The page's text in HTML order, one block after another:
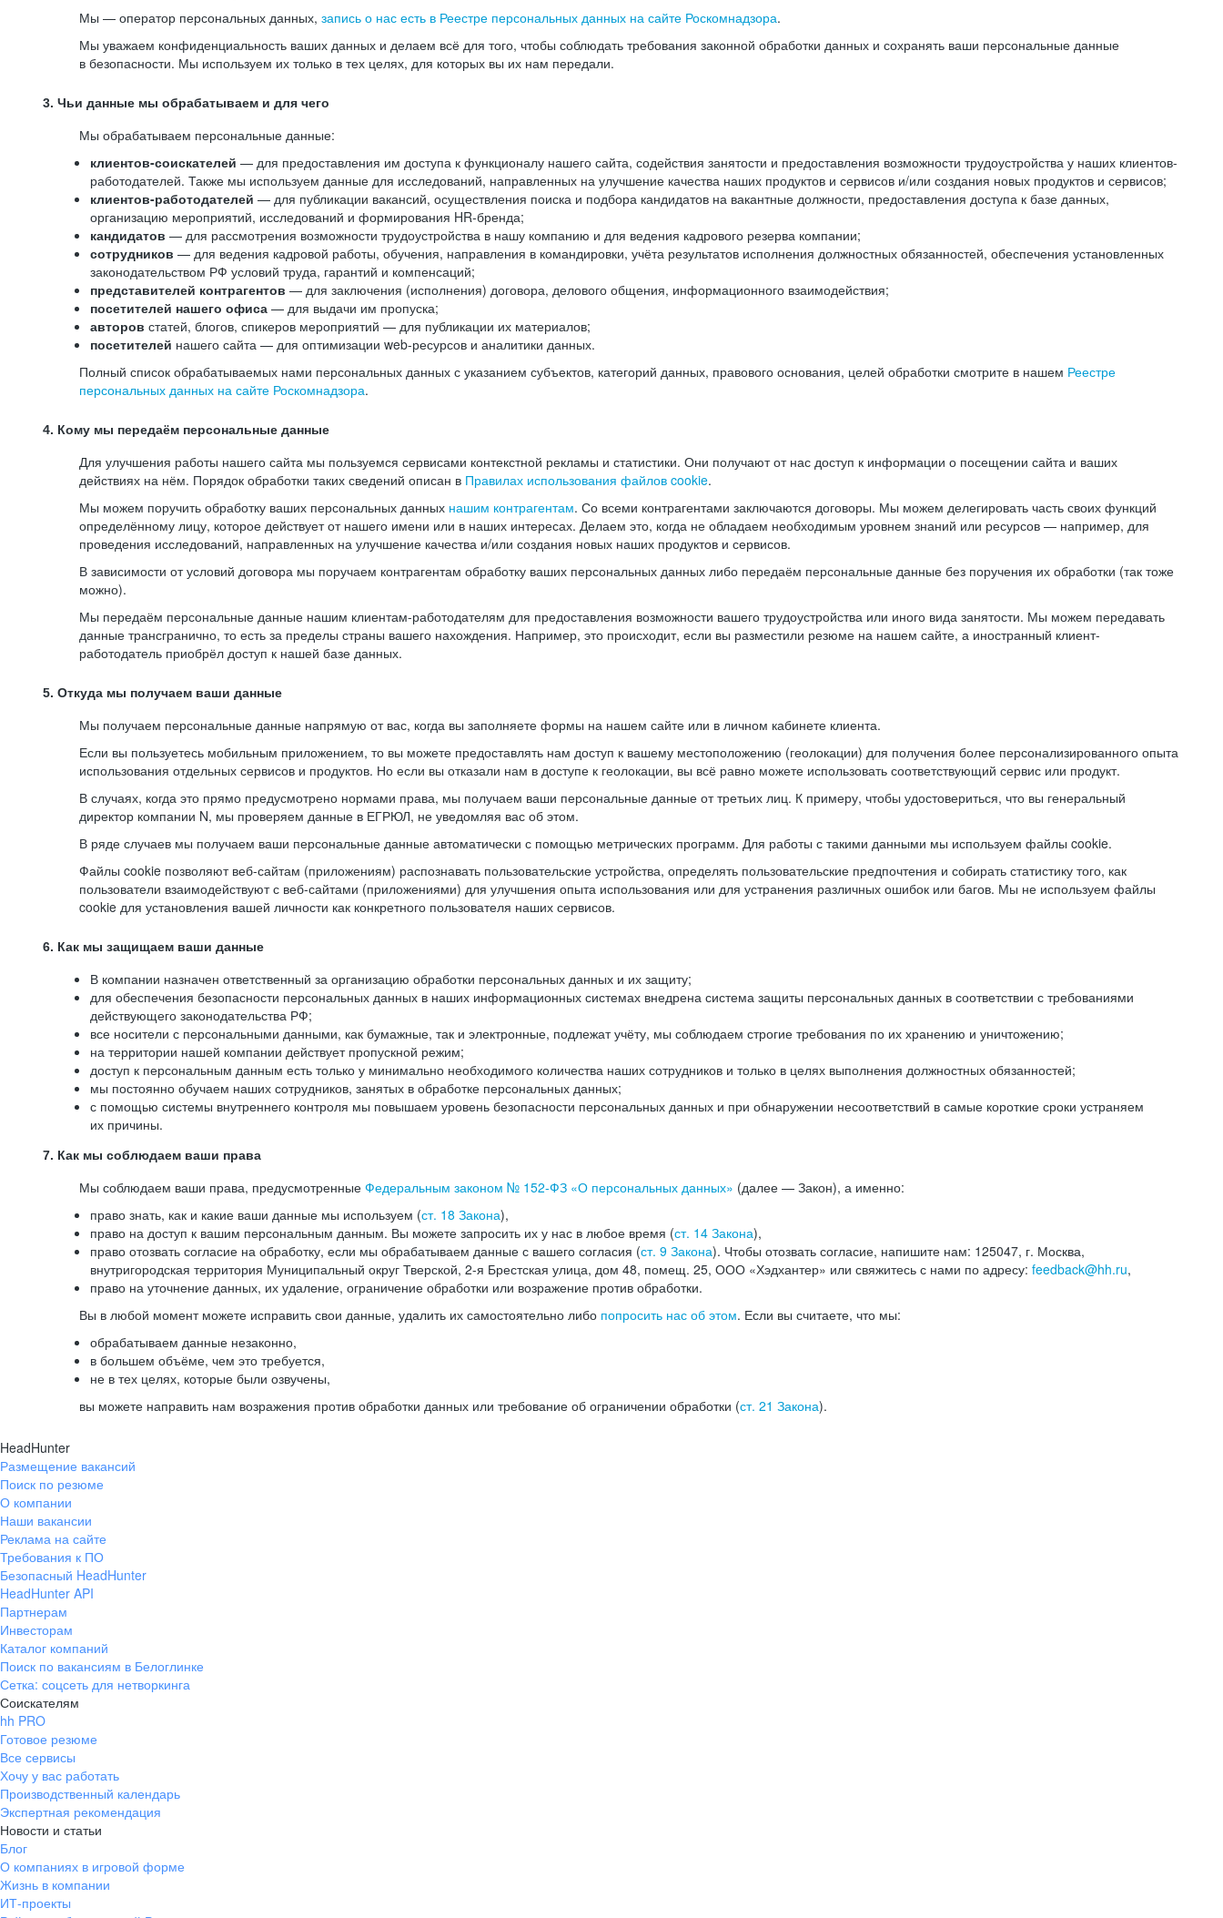
Мы — оператор персональных данных, запись о нас есть в Реестре персональных данных на сайте Роскомнадзора.
Мы уважаем конфиденциальность ваших данных и делаем всё для того, чтобы соблюдать требования законной обработки данных и сохранять ваши персональные данные
в безопасности. Мы используем их только в тех целях, для которых вы их нам передали.
3. Чьи данные мы обрабатываем и для чего
Мы обрабатываем персональные данные:
клиентов-соискателей — для предоставления им доступа к функционалу нашего сайта, содействия занятости и предоставления возможности трудоустройства у наших клиентов-
работодателей. Также мы используем данные для исследований, направленных на улучшение качества наших продуктов и сервисов и/или создания новых продуктов и сервисов;
клиентов-работодателей — для публикации вакансий, осуществления поиска и подбора кандидатов на вакантные должности, предоставления доступа к базе данных,
организацию мероприятий, исследований и формирования HR-бренда;
кандидатов — для рассмотрения возможности трудоустройства в нашу компанию и для ведения кадрового резерва компании;
сотрудников — для ведения кадровой работы, обучения, направления в командировки, учёта результатов исполнения должностных обязанностей, обеспечения установленных
законодательством РФ условий труда, гарантий и компенсаций;
представителей контрагентов — для заключения (исполнения) договора, делового общения, информационного взаимодействия;
посетителей нашего офиса — для выдачи им пропуска;
авторов статей, блогов, спикеров мероприятий — для публикации их материалов;
посетителей нашего сайта — для оптимизации web-ресурсов и аналитики данных.
Полный список обрабатываемых нами персональных данных с указанием субъектов, категорий данных, правового основания, целей обработки смотрите в нашем Реестре
персональных данных на сайте Роскомнадзора.
4. Кому мы передаём персональные данные
Для улучшения работы нашего сайта мы пользуемся сервисами контекстной рекламы и статистики. Они получают от нас доступ к информации о посещении сайта и ваших
действиях на нём. Порядок обработки таких сведений описан в Правилах использования файлов cookie.
Мы можем поручить обработку ваших персональных данных нашим контрагентам. Со всеми контрагентами заключаются договоры. Мы можем делегировать часть своих функций
определённому лицу, которое действует от нашего имени или в наших интересах. Делаем это, когда не обладаем необходимым уровнем знаний или ресурсов — например, для
проведения исследований, направленных на улучшение качества и/или создания новых наших продуктов и сервисов.
В зависимости от условий договора мы поручаем контрагентам обработку ваших персональных данных либо передаём персональные данные без поручения их обработки (так тоже
можно).
Мы передаём персональные данные нашим клиентам-работодателям для предоставления возможности вашего трудоустройства или иного вида занятости. Мы можем передавать
данные трансгранично, то есть за пределы страны вашего нахождения. Например, это происходит, если вы разместили резюме на нашем сайте, а иностранный клиент-
работодатель приобрёл доступ к нашей базе данных.
5. Откуда мы получаем ваши данные
Мы получаем персональные данные напрямую от вас, когда вы заполняете формы на нашем сайте или в личном кабинете клиента.
Если вы пользуетесь мобильным приложением, то вы можете предоставлять нам доступ к вашему местоположению (геолокации) для получения более персонализированного опыта
использования отдельных сервисов и продуктов. Но если вы отказали нам в доступе к геолокации, вы всё равно можете использовать соответствующий сервис или продукт.
В случаях, когда это прямо предусмотрено нормами права, мы получаем ваши персональные данные от третьих лиц. К примеру, чтобы удостовериться, что вы генеральный
директор компании N, мы проверяем данные в ЕГРЮЛ, не уведомляя вас об этом.
В ряде случаев мы получаем ваши персональные данные автоматически с помощью метрических программ. Для работы с такими данными мы используем файлы cookie.
Файлы cookie позволяют веб-сайтам (приложениям) распознавать пользовательские устройства, определять пользовательские предпочтения и собирать статистику того, как
пользователи взаимодействуют с веб-сайтами (приложениями) для улучшения опыта использования или для устранения различных ошибок или багов. Мы не используем файлы
cookie для установления вашей личности как конкретного пользователя наших сервисов.
6. Как мы защищаем ваши данные
В компании назначен ответственный за организацию обработки персональных данных и их защиту;
для обеспечения безопасности персональных данных в наших информационных системах внедрена система защиты персональных данных в соответствии с требованиями
действующего законодательства РФ;
все носители с персональными данными, как бумажные, так и электронные, подлежат учёту, мы соблюдаем строгие требования по их хранению и уничтожению;
на территории нашей компании действует пропускной режим;
доступ к персональным данным есть только у минимально необходимого количества наших сотрудников и только в целях выполнения должностных обязанностей;
мы постоянно обучаем наших сотрудников, занятых в обработке персональных данных;
с помощью системы внутреннего контроля мы повышаем уровень безопасности персональных данных и при обнаружении несоответствий в самые короткие сроки устраняем
их причины.
7. Как мы соблюдаем ваши права
Мы соблюдаем ваши права, предусмотренные Федеральным законом № 152-ФЗ «О персональных данных» (далее — Закон), а именно:
право знать, как и какие ваши данные мы используем (ст. 18 Закона),
право на доступ к вашим персональным данным. Вы можете запросить их у нас в любое время (ст. 14 Закона),
право отозвать согласие на обработку, если мы обрабатываем данные с вашего согласия (ст. 9 Закона). Чтобы отозвать согласие, напишите нам: 125047, г. Москва,
внутригородская территория Муниципальный округ Тверской, 2-я Брестская улица, дом 48, помещ. 25, ООО «Хэдхантер» или свяжитесь с нами по адресу: feedback@hh.ru,
право на уточнение данных, их удаление, ограничение обработки или возражение против обработки.
Вы в любой момент можете исправить свои данные, удалить их самостоятельно либо попросить нас об этом. Если вы считаете, что мы:
обрабатываем данные незаконно,
в большем объёме, чем это требуется,
не в тех целях, которые были озвучены,
вы можете направить нам возражения против обработки данных или требование об ограничении обработки (ст. 21 Закона).
HeadHunter
Размещение вакансий
Поиск по резюме
О компании
Наши вакансии
Реклама на сайте
Требования к ПО
Безопасный HeadHunter
HeadHunter API
Партнерам
Инвесторам
Каталог компаний
Поиск по вакансиям в Белоглинке
Сетка: соцсеть для нетворкинга
Соискателям
hh PRO
Готовое резюме
Все сервисы
Хочу у вас работать
Производственный календарь
Экспертная рекомендация
Новости и статьи
Блог
О компаниях в игровой форме
Жизнь в компании
ИТ-проекты